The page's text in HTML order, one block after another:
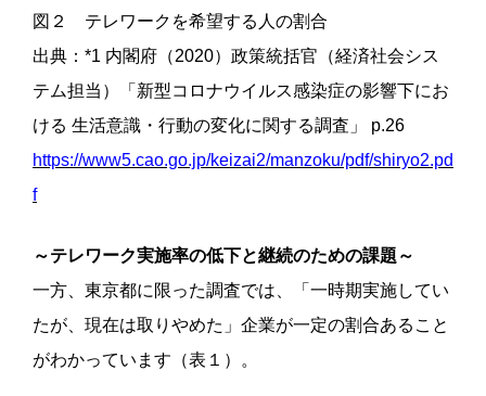
図２ テレワークを希望する人の割合
出典：*1 内閣府（2020）政策統括官（経済社会シス
テム担当）「新型コロナウイルス感染症の影響下にお
ける 生活意識・行動の変化に関する調査」 p.26
https://www5.cao.go.jp/keizai2/manzoku/pdf/shiryo2.pd
f
～テレワーク実施率の低下と継続のための課題～
一方、東京都に限った調査では、「一時期実施してい
たが、現在は取りやめた」企業が一定の割合あること
がわかっています（表１）。